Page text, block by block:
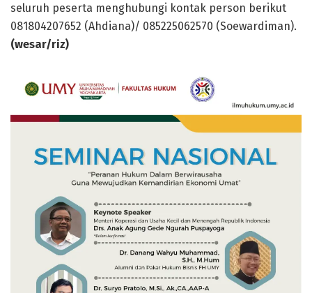
seluruh peserta menghubungi kontak person berikut
081804207652 (Ahdiana)/ 085225062570 (Soewardiman).
(wesar/riz)